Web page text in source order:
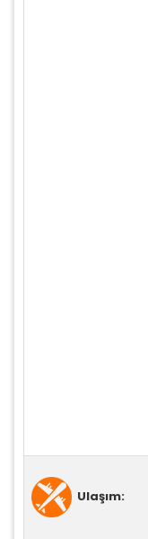
Çerez
Zorunlu
Oturum yönetimi,
gereklidir. Bu
ve devre dışı
Ulaşım: